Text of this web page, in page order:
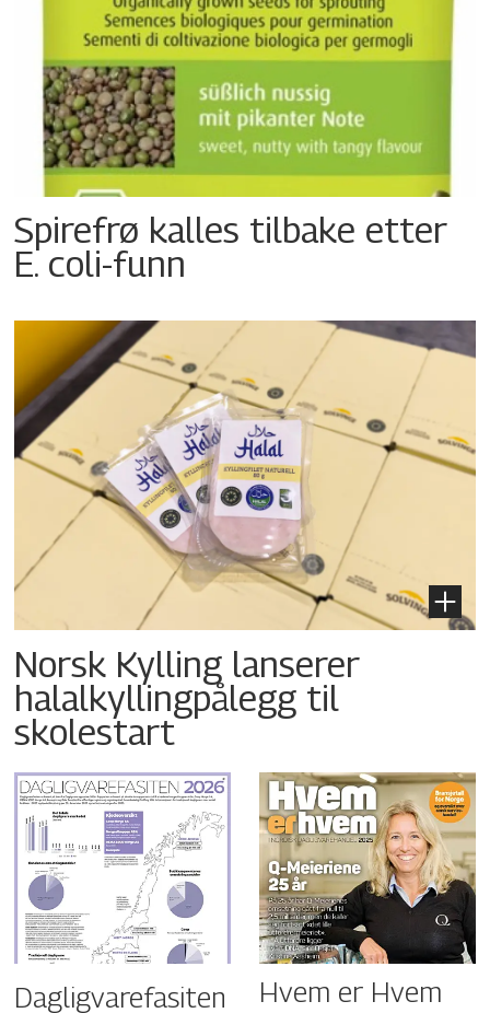
Spirefrø kalles tilbake etter
E. coli-funn
Norsk Kylling lanserer
halalkyllingpålegg til
skolestart
Dagligvarefasiten Hvem er Hvem